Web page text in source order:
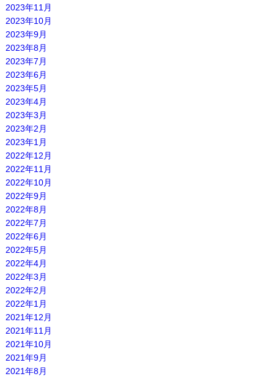
2023年11月
2023年10月
2023年9月
2023年8月
2023年7月
2023年6月
2023年5月
2023年4月
2023年3月
2023年2月
2023年1月
2022年12月
2022年11月
2022年10月
2022年9月
2022年8月
2022年7月
2022年6月
2022年5月
2022年4月
2022年3月
2022年2月
2022年1月
2021年12月
2021年11月
2021年10月
2021年9月
2021年8月